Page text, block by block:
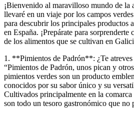
¡Bienvenido al maravilloso mundo de
llevaré en un viaje por los campos
para descubrir los principales productos
en España. ¡Prepárate para
de los alimentos que se cultivan en
1. **Pimientos de Padrón**: ¿Te atreves
“Pimientos de Padrón, unos pican y
pimientos verdes son un producto
conocidos por su sabor único y su
Cultivados principalmente en la
son todo un tesoro gastronómico que no